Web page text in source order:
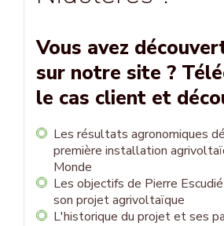
Vous avez
sur notre site ?
le cas client et
Les résultats agronomiques
première installation
Monde
Les objectifs de Pierre
son projet agrivoltaïque
L'historique du projet et ses